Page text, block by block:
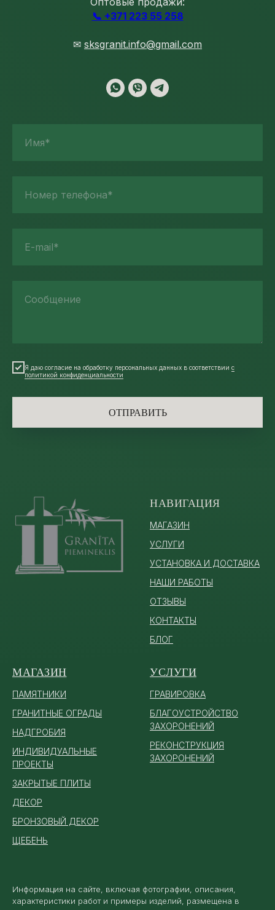
📞 +371 223 55 258
✉ sksgranit.info@gmail.com
Имя*
Номер телефона*
E-mail*
Сообщение
Я даю согласие на обработку персональных данных в соответствии с
политикой конфиденциальности
ОТПРАВИТЬ
НАВИГАЦИЯ
МАГАЗИН
УСЛУГИ
УСТАНОВКА И ДОСТАВКА
НАШИ РАБОТЫ
ОТЗЫВЫ
КОНТАКТЫ
БЛОГ
МАГАЗИН
ПАМЯТНИКИ
ГРАНИТНЫЕ ОГРАДЫ
НАДГРОБИЯ
ИНДИВИДУАЛЬНЫЕ
ПРОЕКТЫ
ЗАКРЫТЫЕ ПЛИТЫ
ДЕКОР
БРОНЗОВЫЙ ДЕКОР
ЩЕБЕНЬ
УСЛУГИ
ГРАВИРОВКА
БЛАГОУСТРОЙСТВО
ЗАХОРОНЕНИЙ
РЕКОНСТРУКЦИЯ
ЗАХОРОНЕНИЙ
Информация на сайте, включая фотографии, описания,
характеристики работ и примеры изделий, размещена в